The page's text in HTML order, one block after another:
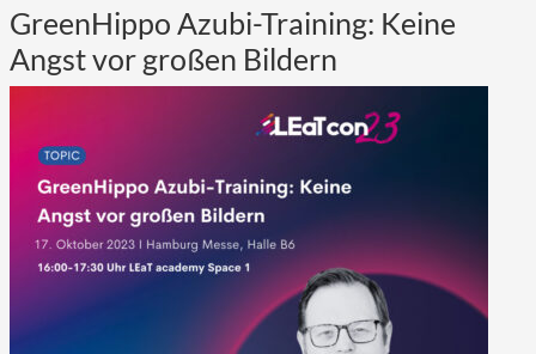
GreenHippo Azubi-Training: Keine
Angst vor großen Bildern